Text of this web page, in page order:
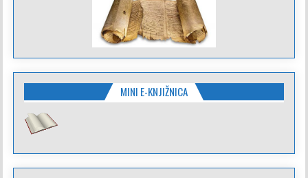
MINI E-KNJIŽNICA